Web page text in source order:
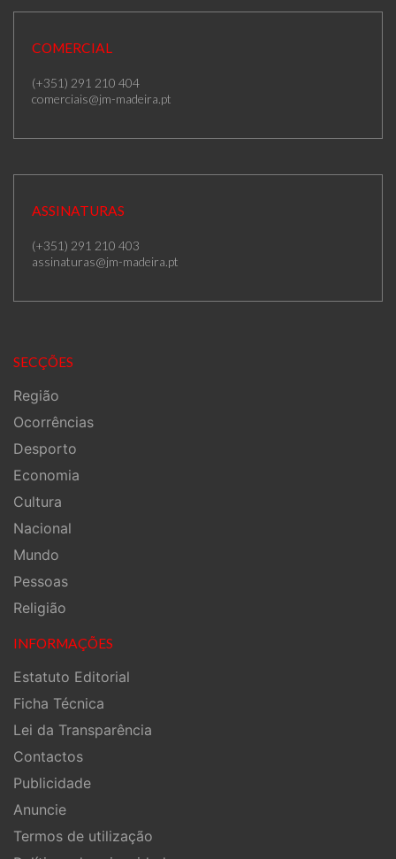
COMERCIAL
(+351) 291 210 404
comerciais@jm-madeira.pt
ASSINATURAS
(+351) 291 210 403
assinaturas@jm-madeira.pt
SECÇÕES
Região
Ocorrências
Desporto
Economia
Cultura
Nacional
Mundo
Pessoas
Religião
INFORMAÇÕES
Estatuto Editorial
Ficha Técnica
Lei da Transparência
Contactos
Publicidade
Anuncie
Termos de utilização